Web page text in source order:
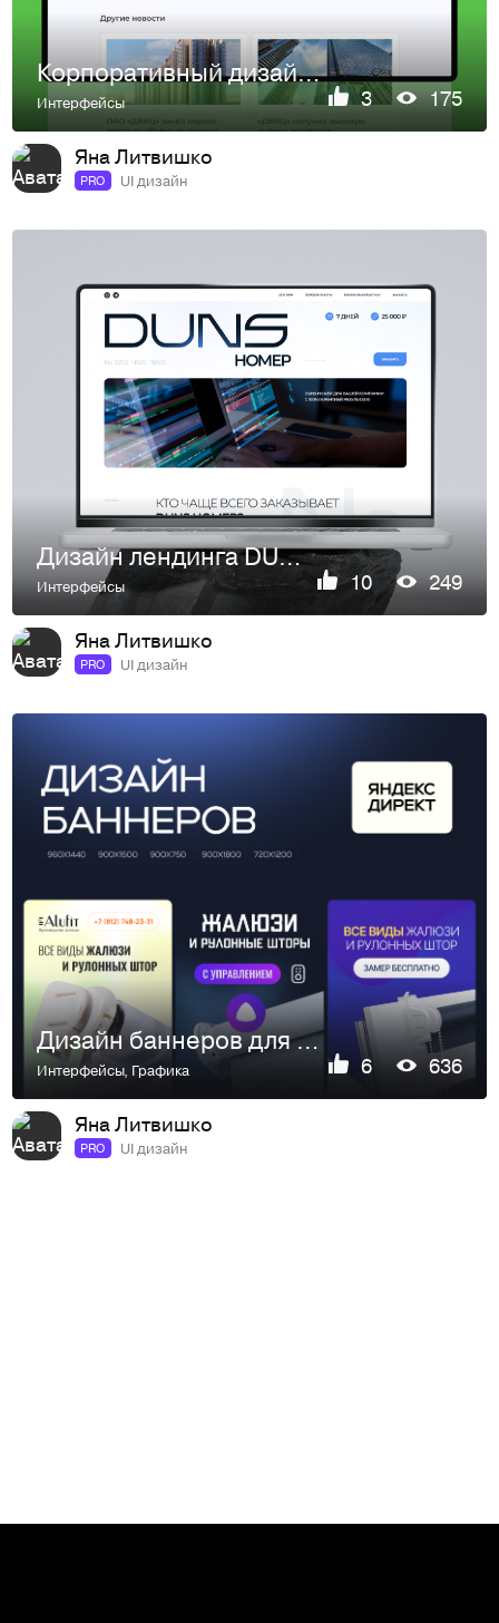
Корпоративный дизайн сайта ДВИЦ
Интерфейсы 3 175
Яна Литвишко
PRO UI дизайн
Дизайн лендинга DUNS number
Интерфейсы 10 249
Яна Литвишко
PRO UI дизайн
Дизайн баннеров для рекламы в Yandex.Direct
Интерфейсы, Графика 6 636
Яна Литвишко
PRO UI дизайн